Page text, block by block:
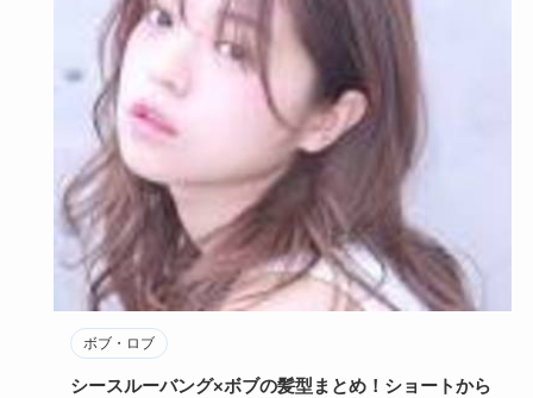
ボブ・ロブ
シースルーバング×ボブの髪型まとめ！ショートから